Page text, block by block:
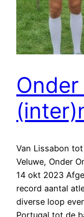
Van Lissabon
Veluwe, Onder
14 okt 2023
record aantal
diverse loop
Portugal tot de